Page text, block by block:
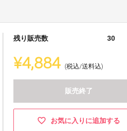
残り販売数 30
¥4,884 (税込/送料込)
販売終了
お気に入りに追加する